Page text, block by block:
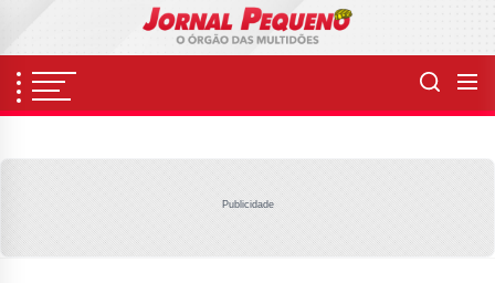
content
Publicidade